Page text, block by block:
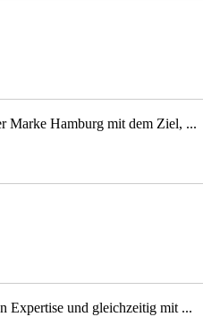
Marke Hamburg mit dem Ziel, ...
Expertise und gleichzeitig mit ...